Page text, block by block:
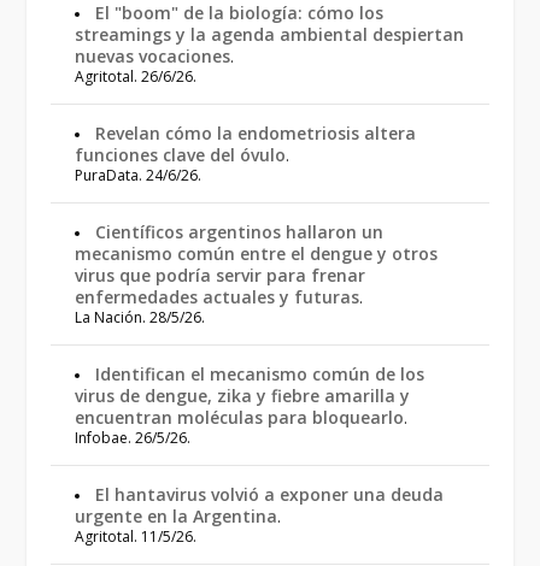
El "boom" de la biología: cómo los
streamings y la agenda ambiental despiertan
nuevas vocaciones.
Agritotal. 26/6/26.
Revelan cómo la endometriosis altera
funciones clave del óvulo.
PuraData. 24/6/26.
Científicos argentinos hallaron un
mecanismo común entre el dengue y otros
virus que podría servir para frenar
enfermedades actuales y futuras.
La Nación. 28/5/26.
Identifican el mecanismo común de los
virus de dengue, zika y fiebre amarilla y
encuentran moléculas para bloquearlo.
Infobae. 26/5/26.
El hantavirus volvió a exponer una deuda
urgente en la Argentina.
Agritotal. 11/5/26.